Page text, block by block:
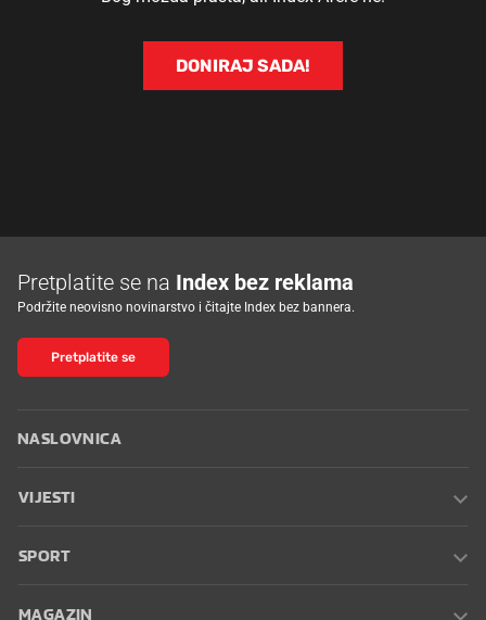
DONIRAJ SADA!
Pretplatite se na Index bez reklama
Podržite neovisno novinarstvo i čitajte Index bez bannera.
Pretplatite se
NASLOVNICA
VIJESTI
SPORT
MAGAZIN